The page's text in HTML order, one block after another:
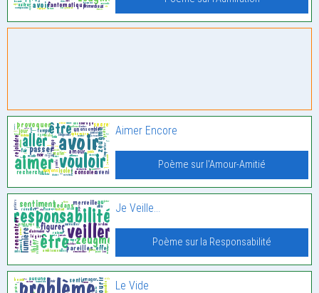
Aimer Encore
Poème sur l'Amour-Amitié
Je Veille…
Poème sur la Responsabilité
Le Vide